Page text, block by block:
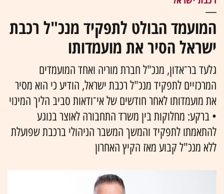
המועמד הבולט לתפקיד מנכ"ל רכבת
ישראל הסיר את מועמדותו
גלעד בר־אדון, מנכ"ל חברת מוריה ואחד המועמדים
המרכזיים לתפקיד מנכ"ל רכבת ישראל, הודיע כי הוא מסיר
את מועמדותו לאחר חודשים של אי־ודאות סביב הליך המינוי
• ברקע: מחלוקות בין משרד התחבורה לאוצר בנוגע
להתאמתו לתפקיד והמשך המשבר הניהולי ברכבת שפועלת
ללא מנכ"ל קבוע מאז הקיץ האחרון